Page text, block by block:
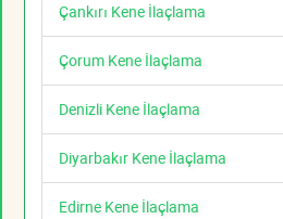
Çankırı Kene İlaçlama
Çorum Kene İlaçlama
Denizli Kene İlaçlama
Diyarbakır Kene İlaçlama
Edirne Kene İlaçlama